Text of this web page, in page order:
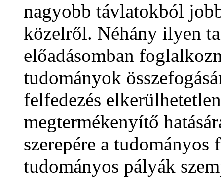
nagyobb távlatokból
közelről. Néhány ilyen
előadásomban
tudományok
felfedezés
megtermékenyítő
szerepére a tudományos
tudományos pályák